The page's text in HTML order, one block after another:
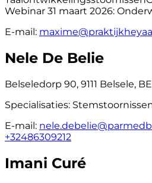
Webinar 31 maart 2026:
E-mail:
Nele De Belie
Belseledorp 90, 9111 Belsele, BE
Specialisaties:
E-mail:
+32486309212
Imani Curé